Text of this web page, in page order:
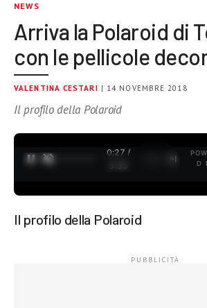
NEWS
Arriva la Polaroid di
con le pellicole
VALENTINA CESTARI | 14 NOVEMBRE 2018
Il profilo della Polaroid
0:27 /
3:35
D
Il profilo della Polaroid